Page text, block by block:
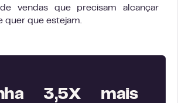
vendas que precisam alcançar
quer que estejam.
3,5X mais